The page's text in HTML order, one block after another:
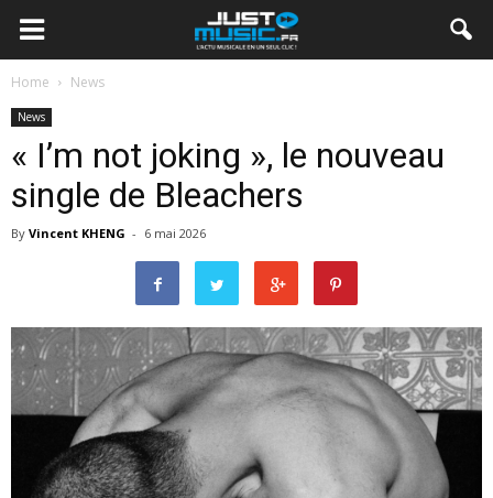
Home News
News
« I’m not joking », le nouveau
single de Bleachers
By Vincent KHENG - 6 mai 2026